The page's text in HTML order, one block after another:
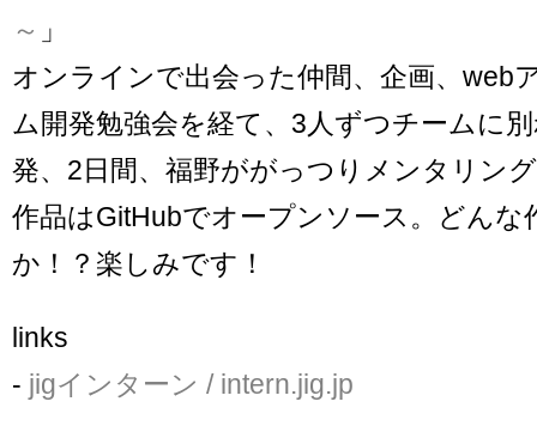
～ 」
オンラインで出会った仲間、企画、web
ム開発勉強会を経て、3人ずつチームに
発、2日間、福野ががっつりメンタリン
作品はGitHubでオープンソース。どんな
か！？楽しみです！
links
- jigインターン / intern.jig.jp